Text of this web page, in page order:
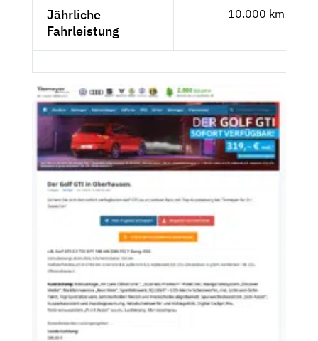
Jährliche
Fahrleistung
10.000 km